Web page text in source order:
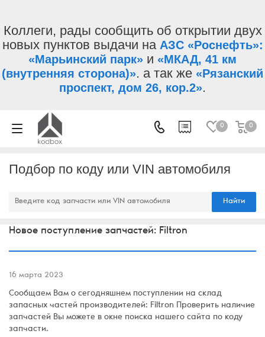
Коллеги, рады сообщить об открытии двух
новых пунктов выдачи на АЗС «Роснефть»:
«Марьинский парк» и «МКАД, 41 км
(внутренняя сторона)». а так же «Рязанский
проспект, дом 26, кор.2».
0 0
Подбор по коду или VIN автомобиля
Найти
Новое поступление запчастей: Filtron
16 марта 2023
Сообщаем Вам о сегодняшнем поступлении на склад
запасных частей производителей: Filtron Проверить наличие
запчастей Вы можете в окне поиска нашего сайта по коду
запчасти.